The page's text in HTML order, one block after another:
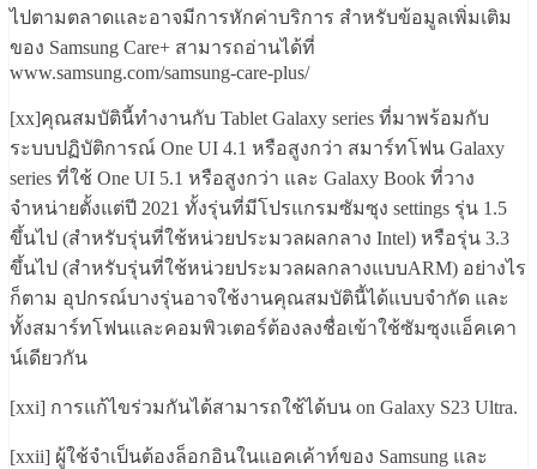
ไปตามตลาดและอาจมีการหักค่าบริการ สำหรับข้อมูลเพิ่มเติม
ของ Samsung Care+ สามารถอ่านได้ที่
www.samsung.com/samsung-care-plus/
[xx]คุณสมบัตินี้ทำงานกับ Tablet Galaxy series ที่มาพร้อมกับ
ระบบปฏิบัติการณ์ One UI 4.1 หรือสูงกว่า สมาร์ทโฟน Galaxy
series ที่ใช้ One UI 5.1 หรือสูงกว่า และ Galaxy Book ที่วาง
จำหน่ายตั้งแต่ปี 2021 ทั้งรุ่นที่มีโปรแกรมซัมซุง settings รุ่น 1.5
ขึ้นไป (สำหรับรุ่นที่ใช้หน่วยประมวลผลกลาง Intel) หรือรุ่น 3.3
ขึ้นไป (สำหรับรุ่นที่ใช้หน่วยประมวลผลกลางแบบARM) อย่างไร
ก็ตาม อุปกรณ์บางรุ่นอาจใช้งานคุณสมบัตินี้ได้แบบจำกัด และ
ทั้งสมาร์ทโฟนและคอมพิวเตอร์ต้องลงชื่อเข้าใช้ซัมซุงแอ็คเคา
น์เดียวกัน
[xxi] การแก้ไขร่วมกันได้สามารถใช้ได้บน on Galaxy S23 Ultra.
[xxii] ผู้ใช้จำเป็นต้องล็อกอินในแอคเค้าท์ของ Samsung และ